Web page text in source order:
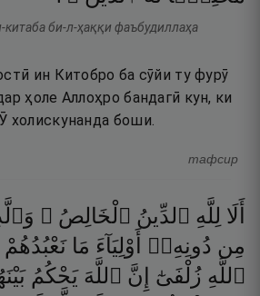
китаба би-л-ҳаққи фаъбудиллаҳа
ин Китобро ба сӯйи ту фурӯ
ҳоле Аллоҳро бандагӣ кун, ки
холискунанда боши.
тафсир
أَلَا لِلَّهِ ٱلدِّينُ ٱلْخَالِصُ ۚ
مِن دُونِهِۦٓ أَوْلِيَآءَ مَا نَعْبُدُهُمْ
ٱللَّهِ زُلْفَىٰٓ إِنَّ ٱللَّهَ يَحْكُمُ